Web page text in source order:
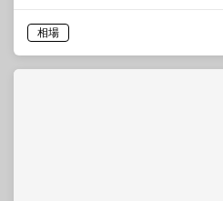
相場